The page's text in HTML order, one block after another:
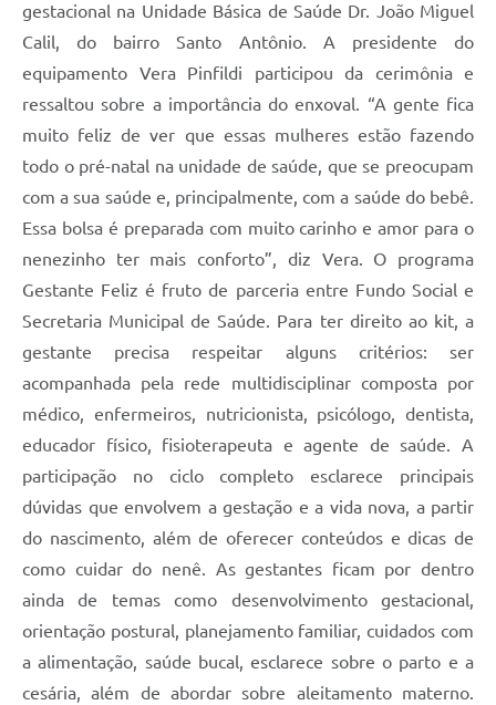
Diário Oficial
Editais
gestacional na Unidade Básica de Saúde Dr. João Miguel
Calil, do bairro Santo Antônio. A presidente do
equipamento Vera Pinfildi participou da cerimônia e
ressaltou sobre a importância do enxoval. “A gente fica
muito feliz de ver que essas mulheres estão fazendo
todo o pré-natal na unidade de saúde, que se preocupam
com a sua saúde e, principalmente, com a saúde do bebê.
Essa bolsa é preparada com muito carinho e amor para o
nenezinho ter mais conforto”, diz Vera. O programa
Gestante Feliz é fruto de parceria entre Fundo Social e
Secretaria Municipal de Saúde. Para ter direito ao kit, a
gestante precisa respeitar alguns critérios: ser
acompanhada pela rede multidisciplinar composta por
médico, enfermeiros, nutricionista, psicólogo, dentista,
educador físico, fisioterapeuta e agente de saúde. A
participação no ciclo completo esclarece principais
dúvidas que envolvem a gestação e a vida nova, a partir
do nascimento, além de oferecer conteúdos e dicas de
como cuidar do nenê. As gestantes ficam por dentro
ainda de temas como desenvolvimento gestacional,
orientação postural, planejamento familiar, cuidados com
a alimentação, saúde bucal, esclarece sobre o parto e a
cesária, além de abordar sobre aleitamento materno.